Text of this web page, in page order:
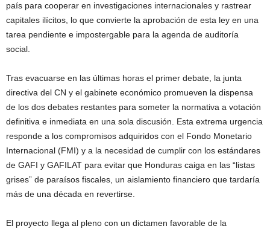
país para cooperar en investigaciones internacionales y rastrear
capitales ilícitos, lo que convierte la aprobación de esta ley en una
tarea pendiente e impostergable para la agenda de auditoría
social.
Tras evacuarse en las últimas horas el primer debate, la junta
directiva del CN y el gabinete económico promueven la dispensa
de los dos debates restantes para someter la normativa a votación
definitiva e inmediata en una sola discusión. Esta extrema urgencia
responde a los compromisos adquiridos con el Fondo Monetario
Internacional (FMI) y a la necesidad de cumplir con los estándares
de GAFI y GAFILAT para evitar que Honduras caiga en las “listas
grises” de paraísos fiscales, un aislamiento financiero que tardaría
más de una década en revertirse.
El proyecto llega al pleno con un dictamen favorable de la